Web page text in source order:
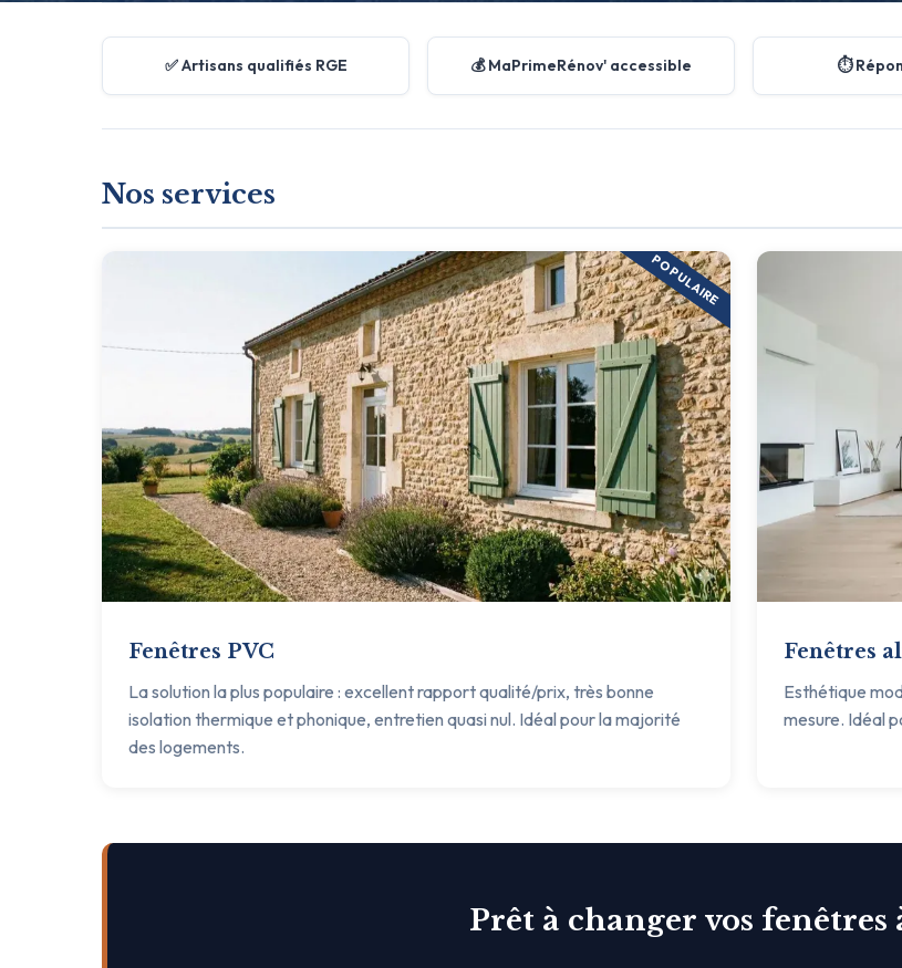
✅ Artisans qualifiés RGE 💰 MaPrimeRénov' accessible ⏱️
Nos services
POPULAIRE
Fenêtres PVC
La solution la plus populaire : excellent rapport qualité/prix, très bonne
isolation thermique et phonique, entretien quasi nul. Idéal pour la majorité
des logements.
Fenêtres
Esthétique
mesure. Idéal
Prêt à changer vos fenêtres